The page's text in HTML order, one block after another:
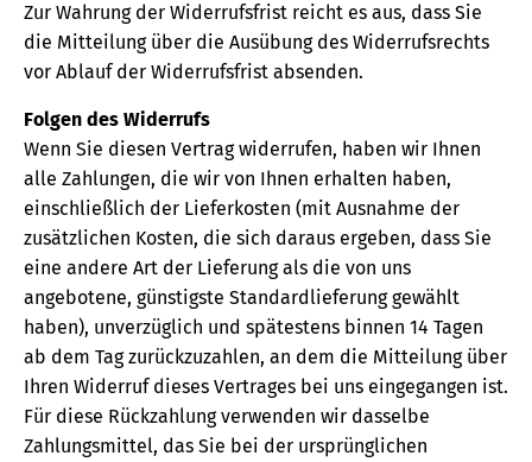
Zur Wahrung der Widerrufsfrist reicht es aus, dass Sie
die Mitteilung über die Ausübung des Widerrufsrechts
vor Ablauf der Widerrufsfrist absenden.
Folgen des Widerrufs
Wenn Sie diesen Vertrag widerrufen, haben wir Ihnen
alle Zahlungen, die wir von Ihnen erhalten haben,
einschließlich der Lieferkosten (mit Ausnahme der
zusätzlichen Kosten, die sich daraus ergeben, dass Sie
eine andere Art der Lieferung als die von uns
angebotene, günstigste Standardlieferung gewählt
haben), unverzüglich und spätestens binnen 14 Tagen
ab dem Tag zurückzuzahlen, an dem die Mitteilung über
Ihren Widerruf dieses Vertrages bei uns eingegangen ist.
Für diese Rückzahlung verwenden wir dasselbe
Zahlungsmittel, das Sie bei der ursprünglichen